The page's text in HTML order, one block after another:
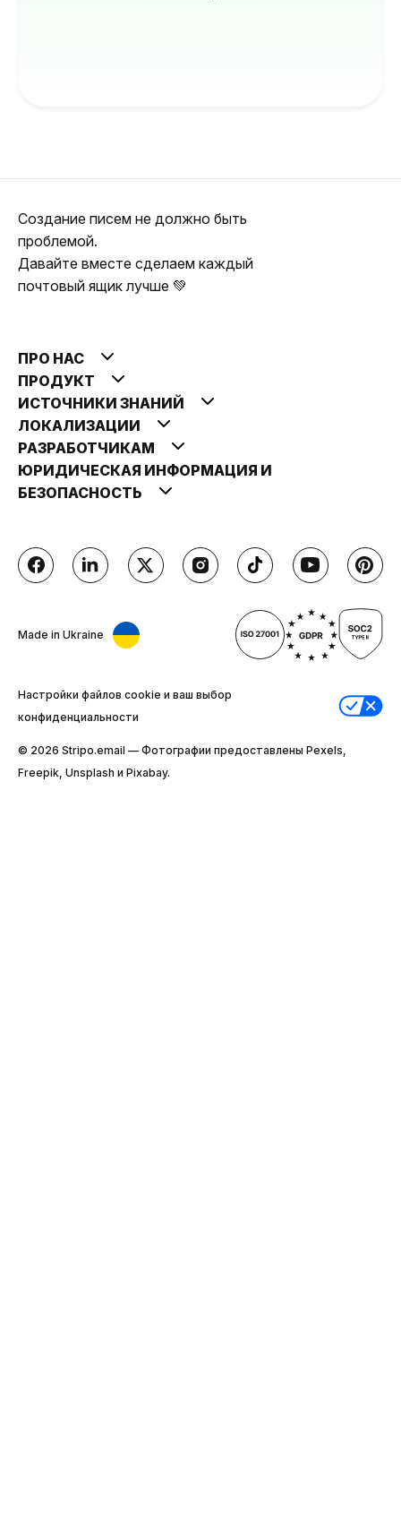
Создание писем не должно быть
проблемой.
Давайте вместе сделаем каждый
почтовый ящик лучше 💚
ПРО НАС
ПРОДУКТ
ИСТОЧНИКИ ЗНАНИЙ
ЛОКАЛИЗАЦИИ
РАЗРАБОТЧИКАМ
ЮРИДИЧЕСКАЯ ИНФОРМАЦИЯ И
БЕЗОПАСНОСТЬ
Made in Ukraine
Настройки файлов cookie и ваш выбор
конфиденциальности
© 2026 Stripо.email — Фотографии предоставлены Pexels,
Freepik, Unsplash и Pixabay.